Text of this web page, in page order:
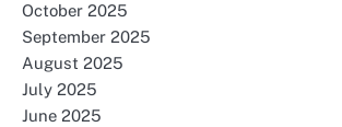
October 2025
September 2025
August 2025
July 2025
June 2025